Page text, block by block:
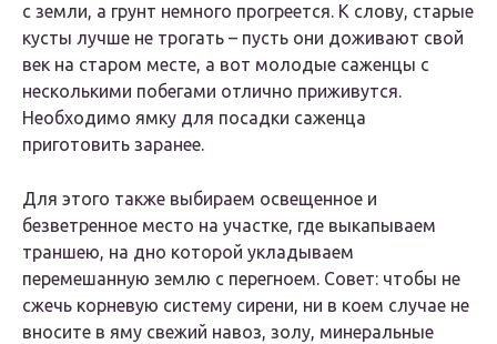
с земли, а грунт немного прогреется. К слову, старые
кусты лучше не трогать – пусть они доживают свой
век на старом месте, а вот молодые саженцы с
несколькими побегами отлично приживутся.
Необходимо ямку для посадки саженца
приготовить заранее.
Для этого также выбираем освещенное и
безветренное место на участке, где выкапываем
траншею, на дно которой укладываем
перемешанную землю с перегноем. Совет: чтобы не
сжечь корневую систему сирени, ни в коем случае не
вносите в яму свежий навоз, золу, минеральные